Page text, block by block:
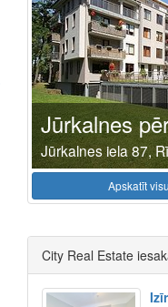
Jūrkalnes
Jūrkalnes iela 87,
Apskatīt
City Real Estate